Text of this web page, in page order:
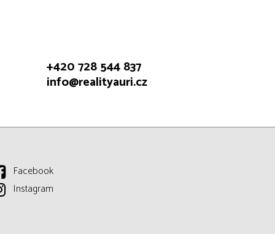
+420 728 544 837
info@realityauri.cz
Facebook
Instagram